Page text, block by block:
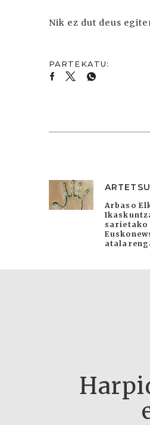
Nik ez dut deus
Arbaso
sarietako